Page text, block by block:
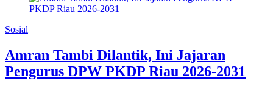
Sosial
Amran Tambi Dilantik, Ini Jajaran
Pengurus DPW PKDP Riau 2026-2031